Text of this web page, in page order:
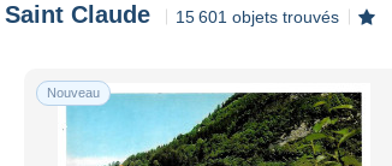
Saint Claude 15 601 objets trouvés
Nouveau